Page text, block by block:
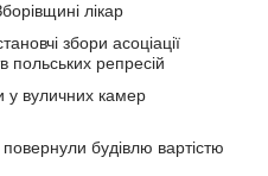
лікар
збори асоціації
польських репресій
у вуличних камер
будівлю вартістю